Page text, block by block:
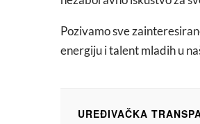
Pozivamo sve
energiju i talent mladih u
UREĐIVAČKA